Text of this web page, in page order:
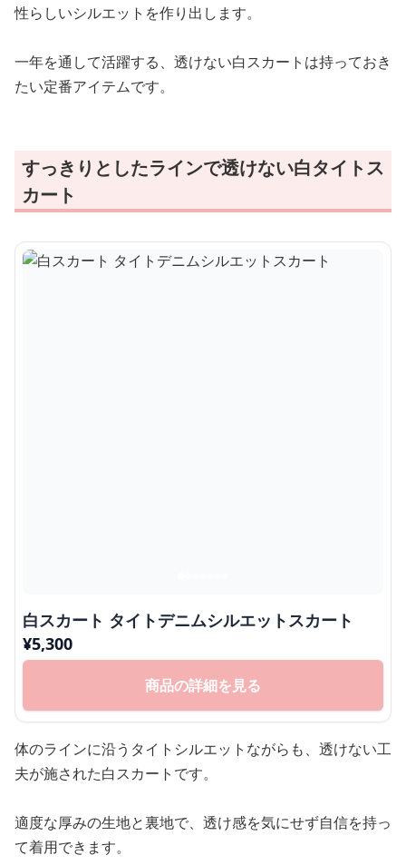
性らしいシルエットを作り出します。
一年を通して活躍する、透けない白スカートは持っておき
たい定番アイテムです。
すっきりとしたラインで透けない白タイトス
カート
白スカート タイトデニムシルエットスカート
¥5,300
商品の詳細を見る
体のラインに沿うタイトシルエットながらも、透けない工
夫が施された白スカートです。
適度な厚みの生地と裏地で、透け感を気にせず自信を持っ
て着用できます。